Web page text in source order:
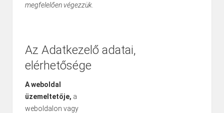
megfelelően végezzük.
Az Adatkezelő adatai,
elérhetősége
A weboldal
üzemeltetője, a
weboldalon vagy